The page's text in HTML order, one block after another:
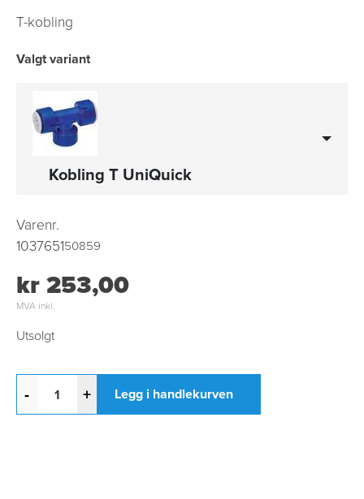
T-kobling
Valgt variant
Kobling T UniQuick
Varenr.
103765150859
kr 253,00
MVA inkl.
Utsolgt
- + Legg i handlekurven